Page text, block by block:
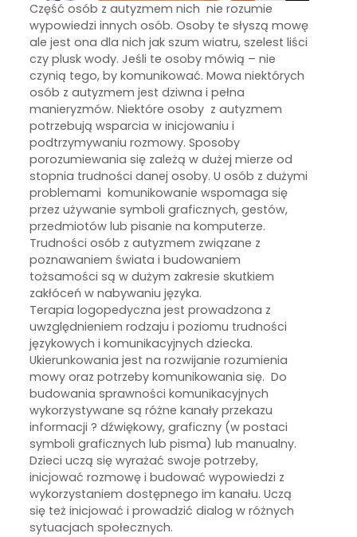
Część osób z autyzmem nich nie rozumie
wypowiedzi innych osób. Osoby te słyszą mowę
ale jest ona dla nich jak szum wiatru, szelest liści
czy plusk wody. Jeśli te osoby mówią – nie
czynią tego, by komunikować. Mowa niektórych
osób z autyzmem jest dziwna i pełna
manieryzmów. Niektóre osoby z autyzmem
potrzebują wsparcia w inicjowaniu i
podtrzymywaniu rozmowy. Sposoby
porozumiewania się zależą w dużej mierze od
stopnia trudności danej osoby. U osób z dużymi
problemami komunikowanie wspomaga się
przez używanie symboli graficznych, gestów,
przedmiotów lub pisanie na komputerze.
Trudności osób z autyzmem związane z
poznawaniem świata i budowaniem
tożsamości są w dużym zakresie skutkiem
zakłóceń w nabywaniu języka.
Terapia logopedyczna jest prowadzona z
uwzględnieniem rodzaju i poziomu trudności
językowych i komunikacyjnych dziecka.
Ukierunkowania jest na rozwijanie rozumienia
mowy oraz potrzeby komunikowania się. Do
budowania sprawności komunikacyjnych
wykorzystywane są różne kanały przekazu
informacji ? dźwiękowy, graficzny (w postaci
symboli graficznych lub pisma) lub manualny.
Dzieci uczą się wyrażać swoje potrzeby,
inicjować rozmowę i budować wypowiedzi z
wykorzystaniem dostępnego im kanału. Uczą
się też inicjować i prowadzić dialog w różnych
sytuacjach społecznych.